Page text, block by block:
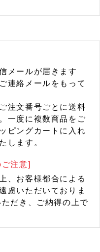
メールが届きます
連絡メールをもって
注文番号ごとに送料
一度に複数商品をご
ピングカートに入れ
します。
注意]
、お客様都合による
慮いただいておりま
だき、ご納得の上で